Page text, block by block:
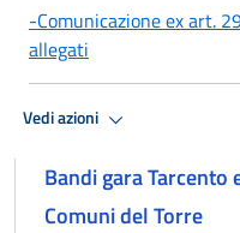
-Comunicazione ex art.
allegati
Vedi azioni
Bandi gara Tarcento
Comuni del Torre